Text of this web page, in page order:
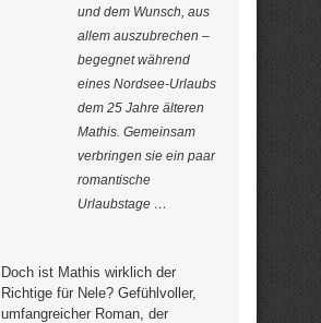
und dem Wunsch, aus
allem auszubrechen –
begegnet während
eines Nordsee-Urlaubs
dem 25 Jahre älteren
Mathis. Gemeinsam
verbringen sie ein paar
romantische
Urlaubstage …
Doch ist Mathis wirklich der
Richtige für Nele? Gefühlvoller,
umfangreicher Roman, der